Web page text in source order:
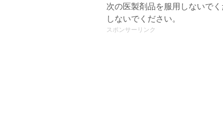
次の医製剤品を服用しないで
しないでください。
スポンサーリンク